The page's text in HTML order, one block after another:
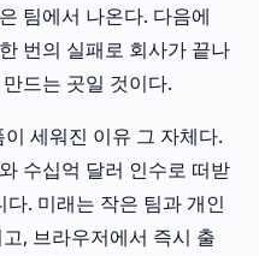
팀에서 나온다. 다음에
번의 실패로 회사가 끝나
드는 곳일 것이다.
세워진 이유 그 자체다.
수십억 달러 인수로 떠받
. 미래는 작은 팀과 개인
, 브라우저에서 즉시 출